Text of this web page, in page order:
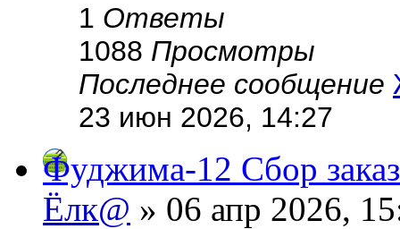
1 Ответы
1088 Просмотры
Последнее сообщение
23 июн 2026, 14:27
Фуджима-12 Сбор
Ёлк@ » 06 апр 2026,